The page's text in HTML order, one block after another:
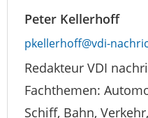
Peter Kellerhoff
pkellerhoff@vdi-
Redakteur VDI
Fachthemen:
Schiff, Bahn,